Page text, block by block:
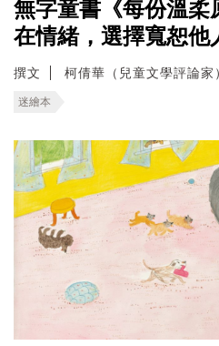
無字童書《每份溫柔
在情緒，選擇寬恕他
撰文 柯倩華（兒童文學評論家
迷繪本